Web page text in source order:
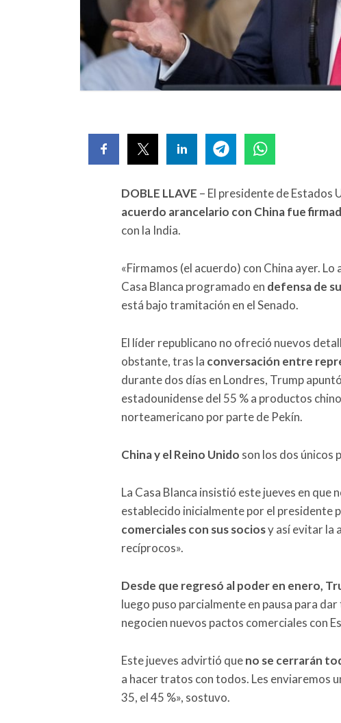
DOBLE LLAVE – El presidente de Estados
acuerdo arancelario con China fue firmad
con la India.
«Firmamos (el acuerdo) con China ayer.
Casa Blanca programado en defensa de
está bajo tramitación en el Senado.
El líder republicano no ofreció nuevos
obstante, tras la conversación entre
durante dos días en Londres, Trump
estadounidense del 55 % a productos
norteamericano por parte de Pekín.
China y el Reino Unido son los dos únicos
La Casa Blanca insistió este jueves en que
establecido inicialmente por el presidente
comerciales con sus sociosy así evitar la
recíprocos».
Desde que regresó al poder en enero,
luego puso parcialmente en pausa para
negocien nuevos pactos comerciales con
Este jueves advirtió queno se cerrarán
a hacer tratos con todos. Les enviaremos
35, el 45 %», sostuvo.